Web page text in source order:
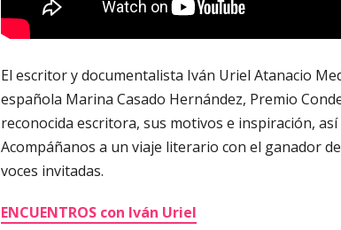
El escritor y documentalista Iván Uriel Atanacio
española Marina Casado Hernández, Premio
reconocida escritora, sus motivos e inspiración,
Acompáñanos a un viaje literario con el ganador
voces invitadas.
ENCUENTROS con Iván Uriel